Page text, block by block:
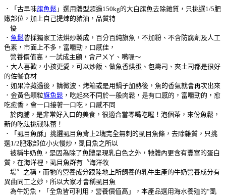
．「古早味旗魚鬆 」選用體型超過150kg的大白旗魚去除雜質，只挑選1/5肥
嫩部位，加上自己提煉的豬油，品質特
優
． 魚鬆皆採獨家工法烘炒製成，百分百純旗魚，不加粉、不含防腐劑及人工
色素，市面上不多，富嚼勁，口感佳，
營養價值高，一試成主顧，會ㄕㄨㄚ、嘴喔～
．大人喜歡，小孩更愛，可以炒飯、做魚香烘蛋、包壽司、夾土司都是很好
的佐餐食材
．如果冷藏過後，請微波、烤箱或是用鍋子加熱後，魚的香氣就會再次出來
．金黃色顆粒旗魚鬆 ，吃起來不同於一般肉鬆，是有口感的，富嚼勁的，愈
吃愈香，會一口接著一口吃，口感不同
於肉脯，是非常好入口的美食，很適合當零嘴吃喔！泡個茶，來份魚鬆，
新的吃法挑戰味蕾！
．「虱目魚酥」挑選虱目魚背上2塊完全無刺的虱目魚條，去除雜質，只挑
選1/2肥嫩部位小火慢炒，虱目魚之所以
被稱牛奶魚，是因為除了魚體呈現乳白色之外，牠體內更含有豐富的蛋白
質，在海洋裡，虱目魚群有〝海洋牧
場〞之稱，而牠的營養成分跟陸地上所飼養的乳牛生產的牛奶營養成分有
異曲同工之妙，所以大家才會稱虱目魚
為牛奶魚，「全魚皆可利用，營養價值高」，本產品選用海水養殖的“虱